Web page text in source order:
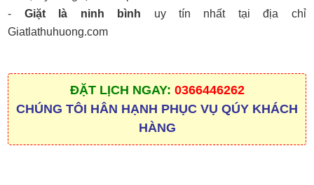
- Giặt là ninh bình uy tín nhất tại địa chỉ
Giatlathuhuong.com
ĐẶT LỊCH NGAY: 0366446262
CHÚNG TÔI HÂN HẠNH PHỤC VỤ QÚY KHÁCH
HÀNG